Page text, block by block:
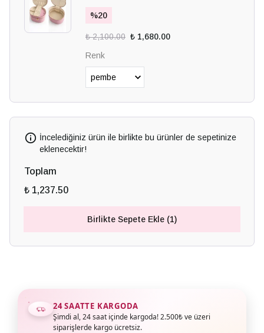
%20
₺ 2,100.00 ₺ 1,680.00
Renk
İncelediğiniz ürün ile birlikte bu ürünler de sepetinize
eklenecektir!
Toplam
₺ 1,237.50
Birlikte Sepete Ekle (1)
24 SAATTE KARGODA
Şimdi al, 24 saat içinde kargoda! 2.500₺ ve üzeri
siparişlerde kargo ücretsiz.